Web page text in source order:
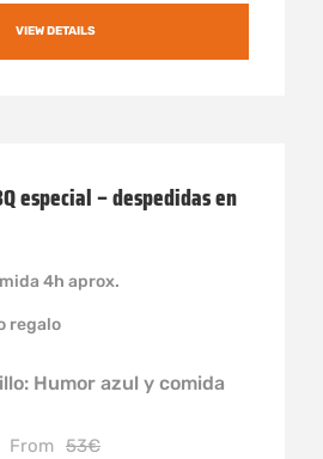
VIEW DETAILS
especial – despedidas en
4h aprox.
regalo
Humor azul y comida
From 53€